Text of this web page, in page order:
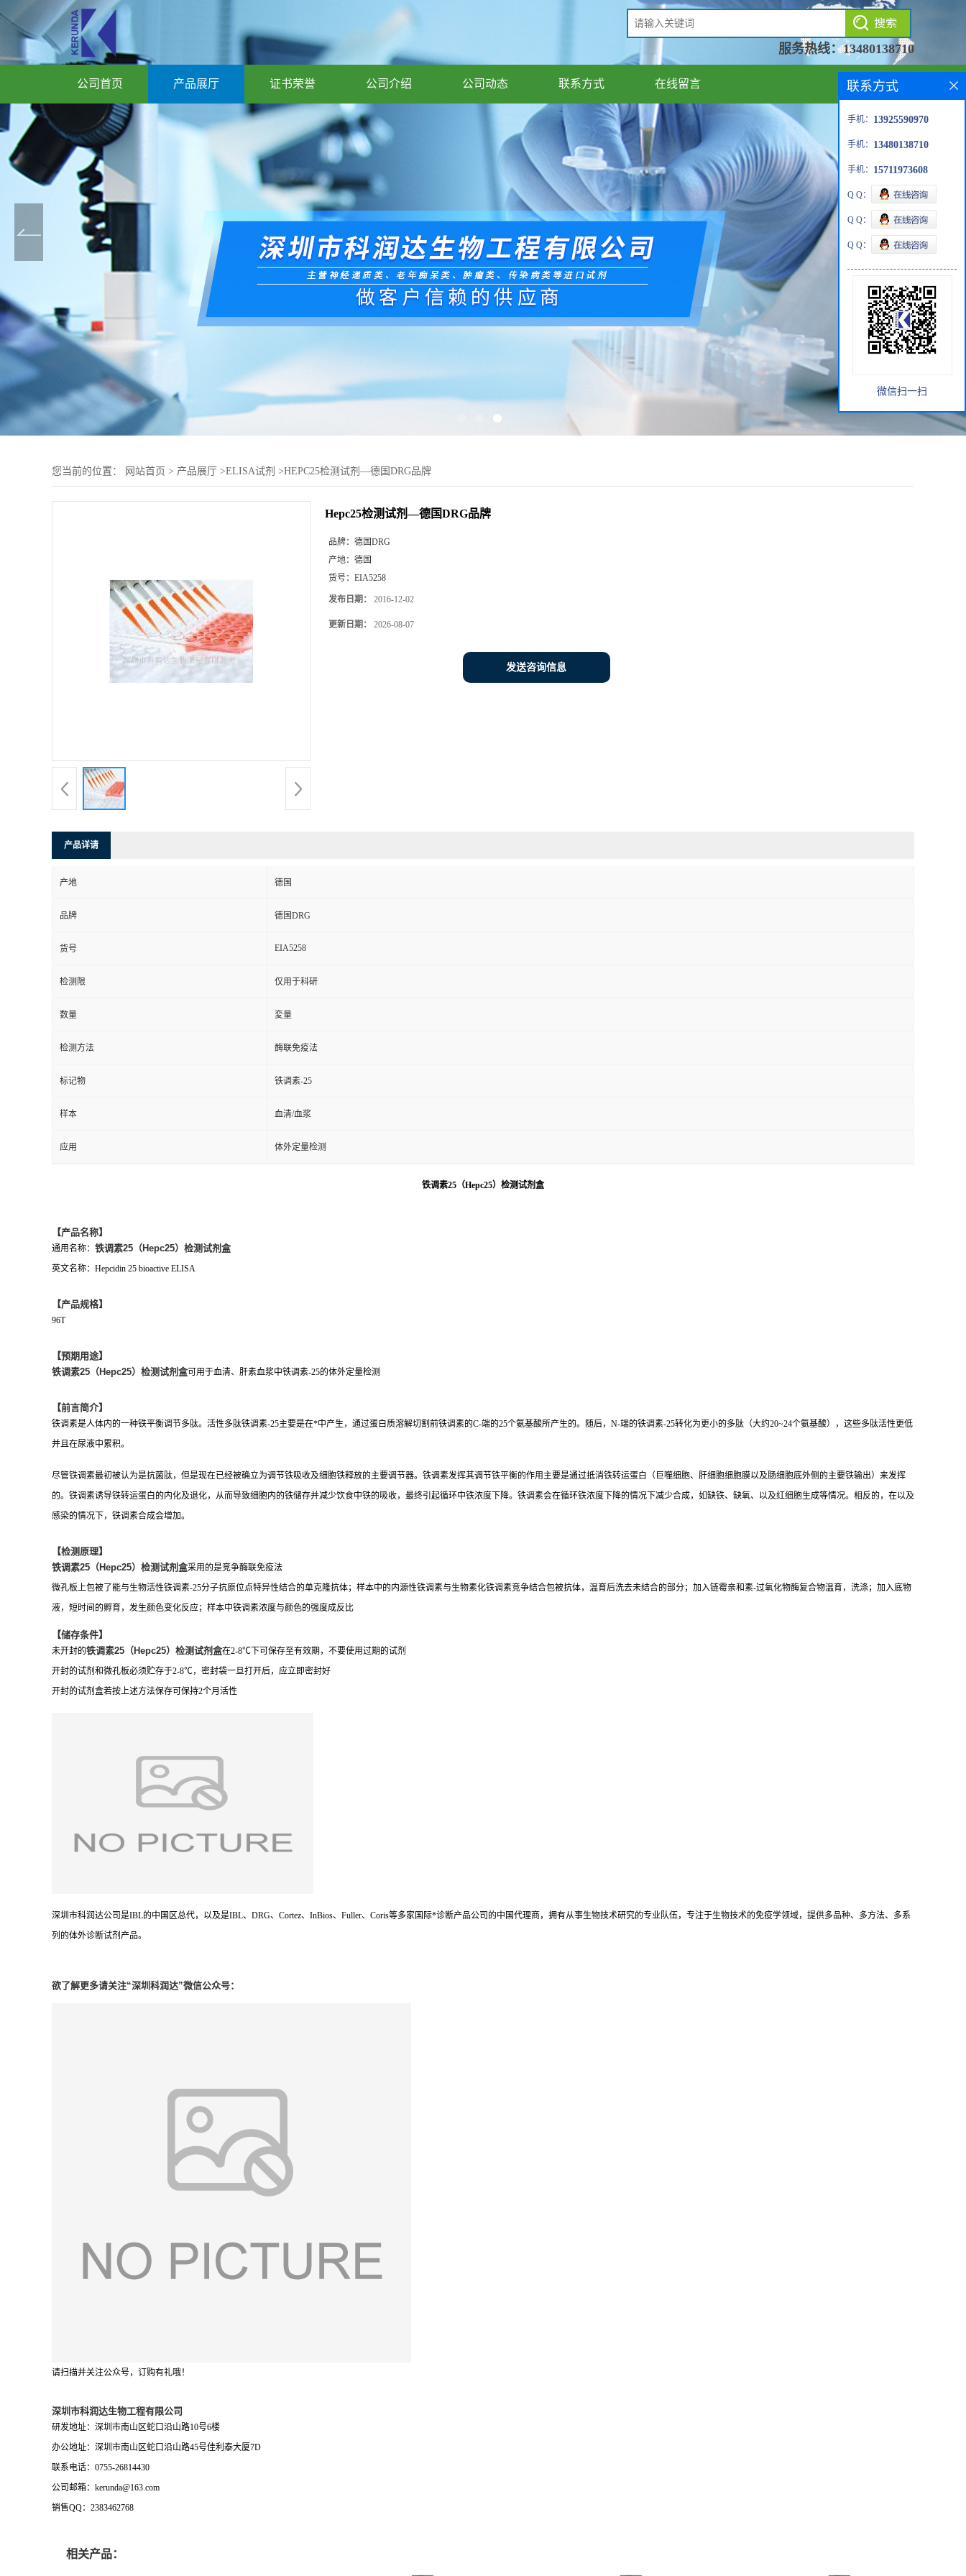
服务热线：13480138710
公司首页 产品展厅 证书荣誉 公司介绍 公司动态 联系方式 在线留言
您当前的位置： 网站首页 > 产品展厅 >ELISA试剂 >HEPC25检测试剂—德国DRG品牌
Hepc25检测试剂—德国DRG品牌
品牌： 德国DRG
产地： 德国
货号： EIA5258
发布日期： 2016-12-02
更新日期： 2026-08-07
发送咨询信息
产品详请
产地 德国
品牌 德国DRG
货号 EIA5258
检测限 仅用于科研
数量 変量
检测方法 酶联免疫法
标记物 铁调素-25
样本 血清/血浆
应用 体外定量检测
铁调素25（Hepc25）检测试剂盒
【产品名称】
通用名称： 铁调素25（Hepc25）检测试剂盒
英文名称：Hepcidin 25 bioactive ELISA
【产品规格】
96T
【预期用途】
铁调素25（Hepc25）检测试剂盒可用于血清、肝素血浆中铁调素-25的体外定量检测
【前言简介】
铁调素是人体内的一种铁平衡调节多肽。活性多肽铁调素-25主要是在*中产生，通过蛋白质溶解切割前铁调素的C-端的25个氨基酸所产生的。随后，N-端的铁调素-25转化为更小的多肽（大约20~24个氨基酸），这些多肽活性更低
并且在尿液中累积。
尽管铁调素最初被认为是抗菌肽，但是现在已经被确立为调节铁吸收及细胞铁释放的主要调节器。铁调素发挥其调节铁平衡的作用主要是通过抵消铁转运蛋白（巨噬细胞、肝细胞细胞膜以及肠细胞底外侧的主要铁输出）来发挥
的。铁调素诱导铁转运蛋白的内化及退化，从而导致细胞内的铁储存并减少饮食中铁的吸收，最终引起循环中铁浓度下降。铁调素会在循环铁浓度下降的情况下减少合成，如缺铁、缺氧、以及红细胞生成等情况。相反的，在以及
感染的情况下，铁调素合成会增加。
【检测原理】
铁调素25（Hepc25）检测试剂盒采用的是竞争酶联免疫法
微孔板上包被了能与生物活性铁调素-25分子抗原位点特异性结合的单克隆抗体；样本中的内源性铁调素与生物素化铁调素竞争结合包被抗体，温育后洗去未结合的部分；加入链霉亲和素-过氧化物酶复合物温育，洗涤；加入底物
液，短时间的孵育，发生颜色变化反应；样本中铁调素浓度与颜色的强度成反比
【储存条件】
未开封的铁调素25（Hepc25）检测试剂盒在2-8℃下可保存至有效期，不要使用过期的试剂
开封的试剂和微孔板必须贮存于2-8℃，密封袋一旦打开后，应立即密封好
开封的试剂盒若按上述方法保存可保持2个月活性
深圳 市科润达公司 是IBL的中国区总代，以及是IBL、DRG、 Cortez、InBios、Fuller、Coris等多家国际*诊断产品公司的中国代理商 ，拥有从事生物技术研究的专业队伍，专注于生物技术的免疫学领域，提供多品种、多方法、多系
列的体外诊断试剂产品。
欲了解更多请关注“深圳科润达”微信公众号：
请扫描并关注公众号，订购有礼哦！
深圳市科润达生物工程有限公司
研发地址：深圳市南山区蛇口沿山路10号6楼
办公地址：深圳市南山区蛇口沿山路45号佳利泰大厦7D
联系电话：0755-26814430
公司邮箱： kerunda@163.com
销售QQ：2383462768
相关产品：
联系方式
手机： 13925590970
手机： 13480138710
手机： 15711973608
Q Q：
Q Q：
Q Q：
微信扫一扫